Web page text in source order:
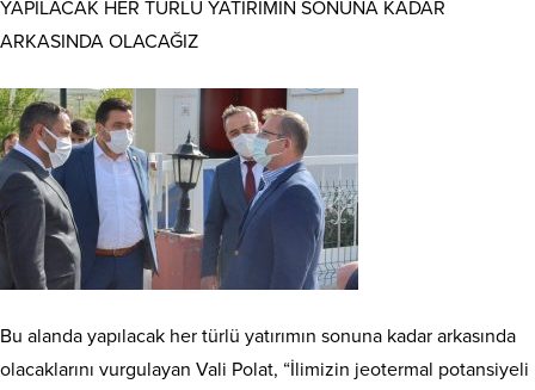
YAPILACAK HER TÜRLÜ YATIRIMIN SONUNA KADAR
ARKASINDA OLACAĞIZ
Bu alanda yapılacak her türlü yatırımın sonuna kadar arkasında
olacaklarını vurgulayan Vali Polat, “İlimizin jeotermal potansiyeli